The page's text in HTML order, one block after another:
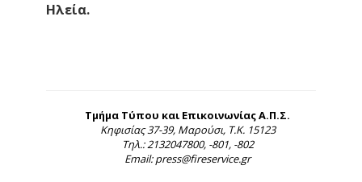
Ηλεία.
Τμήμα Τύπου και Επικοινωνίας Α.Π.Σ.
Κηφισίας 37-39, Μαρούσι, Τ.Κ. 15123
Τηλ.: 2132047800, -801, -802
Email: press@fireservice.gr